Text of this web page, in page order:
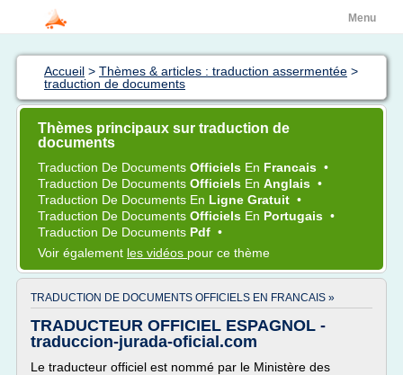
Menu
Accueil > Thèmes & articles : traduction assermentée >
traduction de documents
Thèmes principaux sur traduction de
documents
Traduction De Documents Officiels En Francais •
Traduction De Documents Officiels En Anglais •
Traduction De Documents En Ligne Gratuit •
Traduction De Documents Officiels En Portugais •
Traduction De Documents Pdf •
Voir également les vidéos pour ce thème
TRADUCTION DE DOCUMENTS OFFICIELS EN FRANCAIS »
TRADUCTEUR OFFICIEL ESPAGNOL -
traduccion-jurada-oficial.com
Le traducteur officiel est nommé par le Ministère des